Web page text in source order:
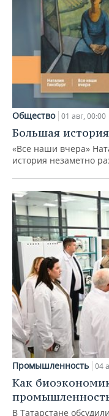
Общество 01 авг, 00:00
Большая
«Все наши вчера»
история незаметно
Промышленность 04
Как
В Татарстане